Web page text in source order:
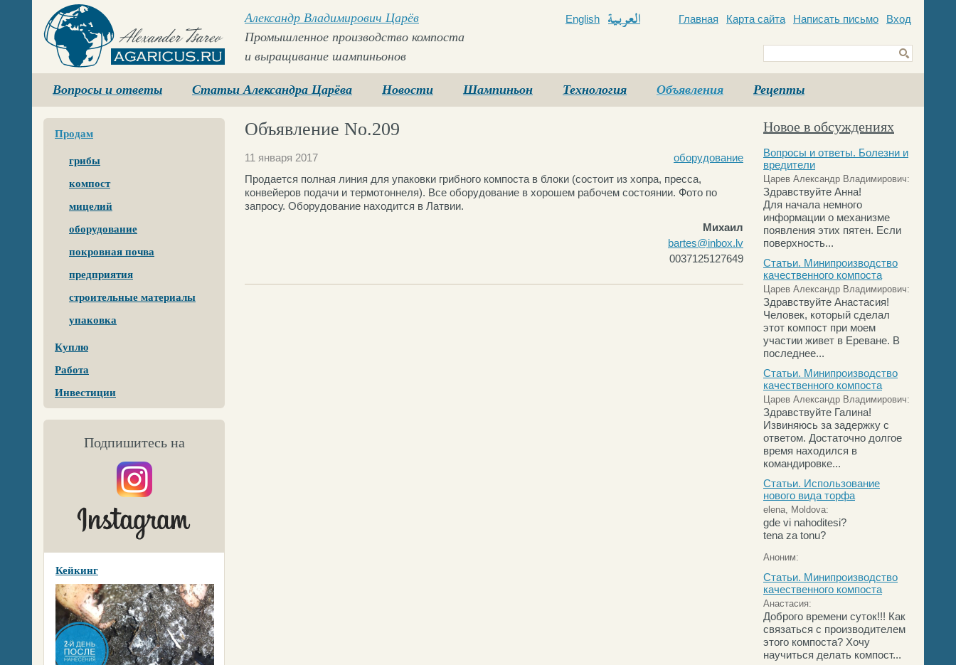
Agaricus.ru
Александр Владимирович Царёв
Промышленное производство компоста
и выращивание шампиньонов
English
Главная Карта сайта Написать письмо Вход
Вопросы и ответы Статьи Александра Царёва Новости Шампиньон Технология Объявления Рецепты
Продам
грибы
компост
мицелий
оборудование
покровная почва
предприятия
строительные материалы
упаковка
Куплю
Работа
Инвестиции
Подпишитесь на
Кейкинг
Объявление No.209
11 января 2017
оборудование
Продается полная линия для упаковки грибного компоста в блоки (состоит из хопра, пресса,
конвейеров подачи и термотоннеля). Все оборудование в хорошем рабочем состоянии. Фото по
запросу. Оборудование находится в Латвии.
Михаил
bartes@inbox.lv
0037125127649
Новое в обсуждениях
Вопросы и ответы. Болезни и
вредители
Царев Александр Владимирович:
Здравствуйте Анна!
Для начала немного
информации о механизме
появления этих пятен. Если
поверхность...
Статьи. Минипроизводство
качественного компоста
Царев Александр Владимирович:
Здравствуйте Анастасия!
Человек, который сделал
этот компост при моем
участии живет в Ереване. В
последнее...
Статьи. Минипроизводство
качественного компоста
Царев Александр Владимирович:
Здравствуйте Галина!
Извиняюсь за задержку с
ответом. Достаточно долгое
время находился в
командировке...
Статьи. Использование
нового вида торфа
elena, Moldova:
gde vi nahoditesi?
tena za tonu?
Аноним:
Статьи. Минипроизводство
качественного компоста
Анастасия:
Доброго времени суток!!! Как
связаться с производителем
этого компоста? Хочу
научиться делать компост...